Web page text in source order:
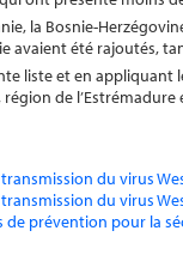
la Bosnie-
avaient été rajoutés,
liste et en
de l’Estrémadure
du virus
du virus
prévention pour la